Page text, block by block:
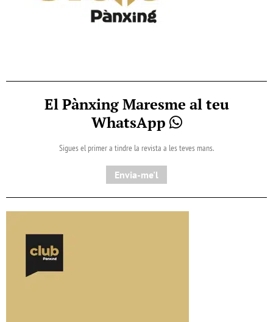
El Pànxing Maresme al teu
WhatsApp
Sigues el primer a tindre la revista a les teves mans.
Envia-me'l